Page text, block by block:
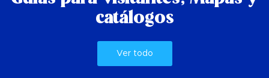
catálogos
Ver todo